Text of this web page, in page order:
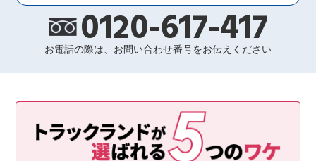
0120-617-417
お電話の際は、お問い合わせ番号をお伝えください